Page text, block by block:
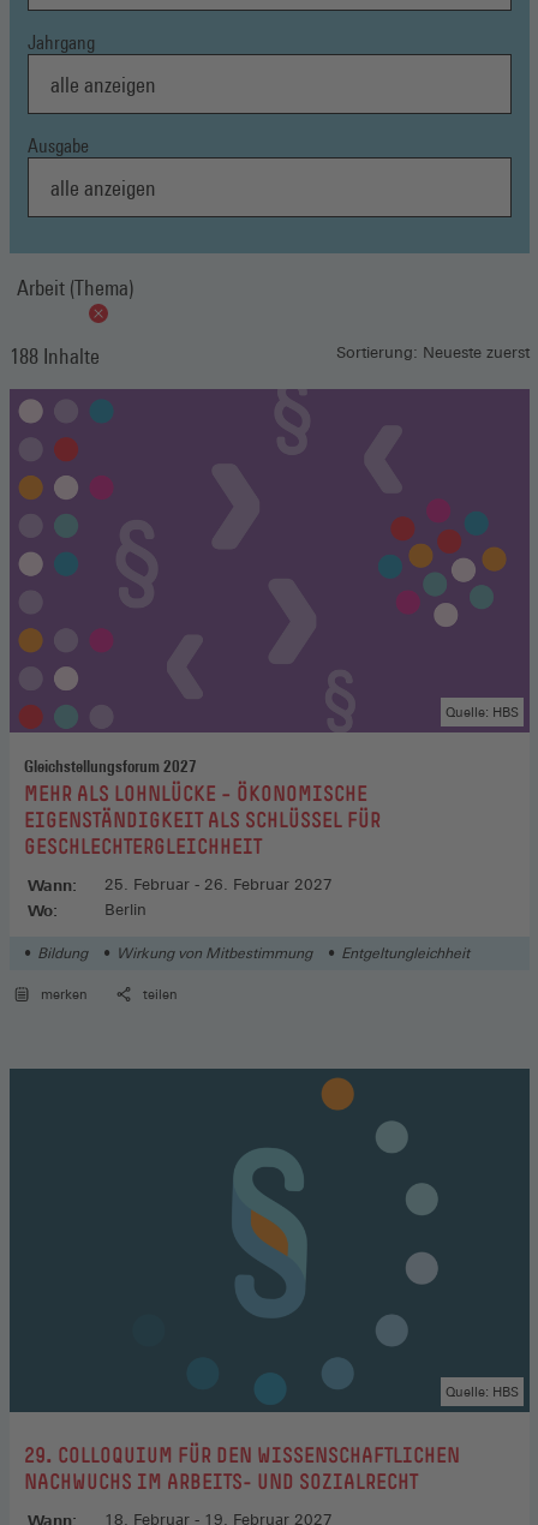
Jahrgang
Ausgabe
Arbeit (Thema)
188 Inhalte Sortierung: Neueste zuerst
Gleichstellungsforum 2027
:MEHR ALS LOHNLÜCKE – ÖKONOMISCHE
EIGENSTÄNDIGKEIT ALS SCHLÜSSEL FÜR
GESCHLECHTERGLEICHHEIT
Quelle: HBS
Wann: 25. Februar - 26. Februar 2027
Wo: Berlin
Bildung Wirkung von Mitbestimmung Entgeltungleichheit
merken teilen
:29. COLLOQUIUM FÜR DEN WISSENSCHAFTLICHEN
NACHWUCHS IM ARBEITS- UND SOZIALRECHT
Quelle: HBS
Wann: 18. Februar - 19. Februar 2027